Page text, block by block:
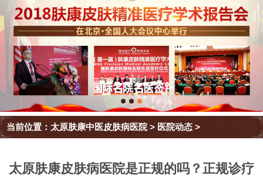
当前位置： 太原肤康中医皮肤病医院> 医院动态 >
太原肤康皮肤病医院是正规的吗？正规诊疗